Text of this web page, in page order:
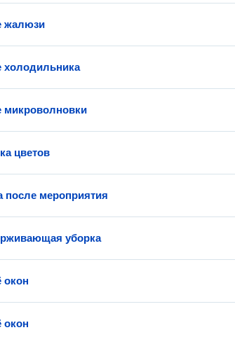
жалюзи
микроволновки
цветов
после мероприятия
уборка
окон
окон